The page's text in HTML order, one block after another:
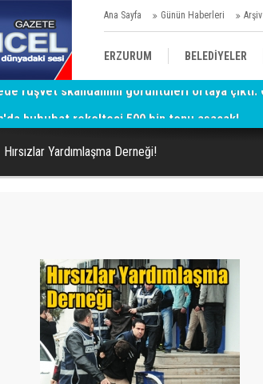
Ana Sayfa Günün Haberleri Arşiv
ERZURUM BELEDİYELER
KÜLTÜR/SANAT//MAĞAZİN
hububat rekoltesi 500 bin tonu aşacak!
Hırsızlar Yardımlaşma Derneği!